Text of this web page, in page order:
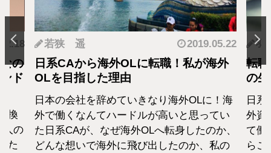
の
ド
換
人の
た
若狭 遥 2019.05.22
日系CAから海外OLに転職！私が海外
OLを目指した理由
日本の会社を辞めていきなり海外OLに！海
外で働くなんてハードルが高いと思ってい
た日系CAが、なぜ海外OLへ転身したのか、
どんな想いで海外に飛び出したのか、私の
羽
転
の
日
外資
て働
らこ